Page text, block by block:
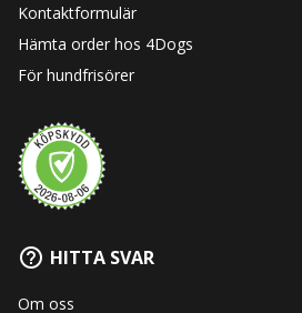
Kontaktformulär
Hämta order hos 4Dogs
För hundfrisörer
HITTA SVAR
Om oss